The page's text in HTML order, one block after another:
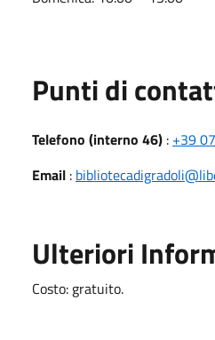
Punti di
Telefono (interno 46) : +39
Email :
Ulteriori
Costo: gratuito.